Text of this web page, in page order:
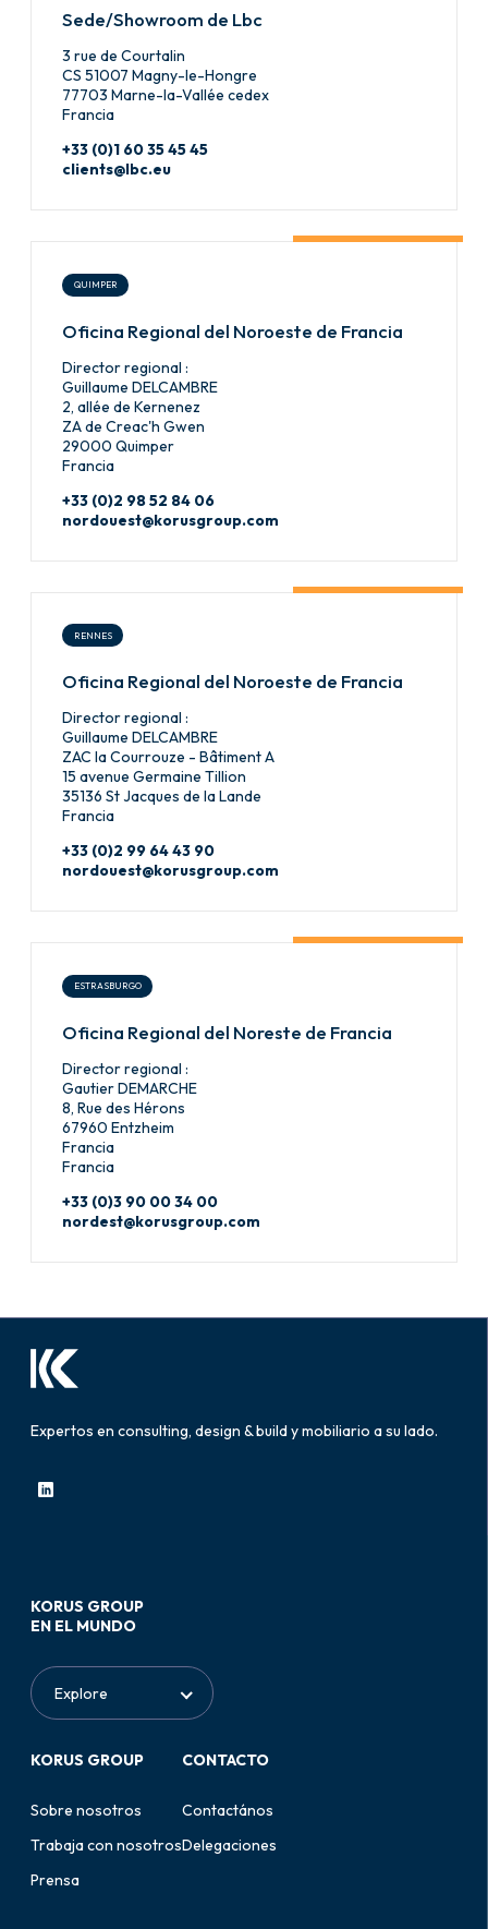
Sede/Showroom de Lbc
3 rue de Courtalin
CS 51007 Magny-le-Hongre
77703 Marne-la-Vallée cedex
Francia
+33 (0)1 60 35 45 45
clients@lbc.eu
QUIMPER
Oficina Regional del Noroeste de Francia
Director regional :
Guillaume DELCAMBRE
2, allée de Kernenez
ZA de Creac'h Gwen
29000 Quimper
Francia
+33 (0)2 98 52 84 06
nordouest@korusgroup.com
RENNES
Oficina Regional del Noroeste de Francia
Director regional :
Guillaume DELCAMBRE
ZAC la Courrouze - Bâtiment A
15 avenue Germaine Tillion
35136 St Jacques de la Lande
Francia
+33 (0)2 99 64 43 90
nordouest@korusgroup.com
ESTRASBURGO
Oficina Regional del Noreste de Francia
Director regional :
Gautier DEMARCHE
8, Rue des Hérons
67960 Entzheim
Francia
Francia
+33 (0)3 90 00 34 00
nordest@korusgroup.com
Expertos en consulting, design & build y mobiliario a su lado.
KORUS GROUP
EN EL MUNDO
KORUS GROUP
Sobre nosotros
Trabaja con nosotros
Prensa
CONTACTO
Contactános
Delegaciones